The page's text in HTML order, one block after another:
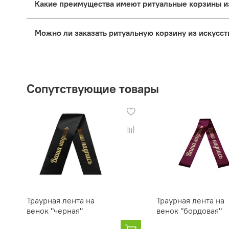
соответствовала месту, где будет стоять
или традиции семьи покойного.
Какие преимущества имеют ритуальные корзины
важно при длительном хранении на кладбище.
Можно ли заказать ритуальную корзину из
Сопутствующие товары
Траурная лента на
венок "черная"
Траурная лента на
венок "бордовая"